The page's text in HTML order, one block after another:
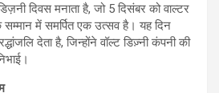
दिवस मनाता है, जो 5 दिसंबर को वाल्टर
में समर्पित एक उत्सव है। यह दिन
देता है, जिन्होंने वॉल्ट डिज़्नी कंपनी की